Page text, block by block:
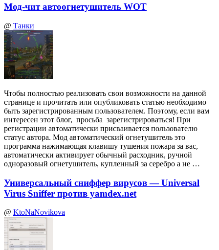
Мод-чит автоогнетушитель WOT
@ Танки
Чтобы полностью реализовать свои возможности на данной
странице и прочитать или опубликовать статью необходимо
быть зарегистрированным пользователем. Поэтому, если вам
интересен этот блог, просьба зарегистрироваться! При
регистрации автоматически присваивается пользователю
статус автора. Мод автоматический огнетушитель это
программа нажимающая клавишу тушения пожара за вас,
автоматически активирует обычный расходник, ручной
одноразовый огнетушитель, купленный за серебро а не …
Универсальный сниффер вирусов — Universal
Virus Sniffer против yamdex.net
@ KtoNaNovikova